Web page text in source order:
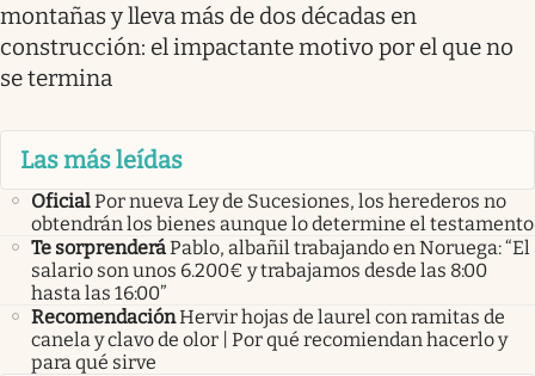
montañas y lleva más de dos décadas en
construcción: el impactante motivo por el que no
se termina
Las más leídas
OficialPor nueva Ley de Sucesiones, los herederos no
obtendrán los bienes aunque lo determine el testamento
Te sorprenderáPablo, albañil trabajando en Noruega: “El
salario son unos 6.200€ y trabajamos desde las 8:00
hasta las 16:00”
RecomendaciónHervir hojas de laurel con ramitas de
canela y clavo de olor | Por qué recomiendan hacerlo y
para qué sirve